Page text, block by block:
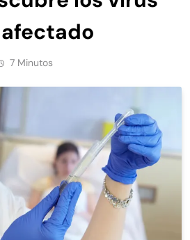
7 Minutos